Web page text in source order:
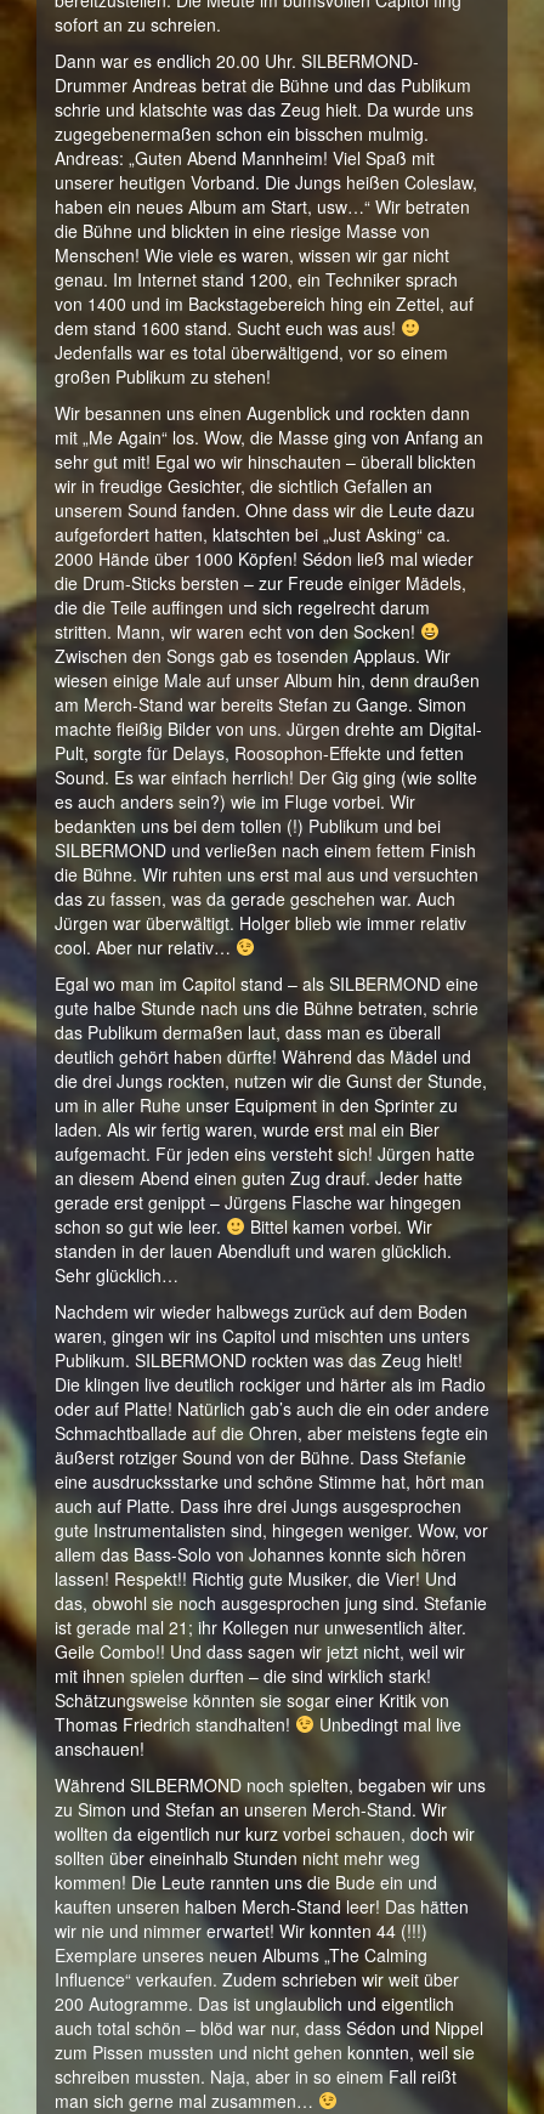
sofort an zu schreien.
Dann war es endlich 20.00 Uhr. SILBERMOND-
Drummer Andreas betrat die Bühne und das Publikum
schrie und klatschte was das Zeug hielt. Da wurde uns
zugegebenermaßen schon ein bisschen mulmig.
Andreas: „Guten Abend Mannheim! Viel Spaß mit
unserer heutigen Vorband. Die Jungs heißen Coleslaw,
haben ein neues Album am Start, usw…“ Wir betraten
die Bühne und blickten in eine riesige Masse von
Menschen! Wie viele es waren, wissen wir gar nicht
genau. Im Internet stand 1200, ein Techniker sprach
von 1400 und im Backstagebereich hing ein Zettel, auf
dem stand 1600 stand. Sucht euch was aus!
Jedenfalls war es total überwältigend, vor so einem
großen Publikum zu stehen!
Wir besannen uns einen Augenblick und rockten dann
mit „Me Again“ los. Wow, die Masse ging von Anfang an
sehr gut mit! Egal wo wir hinschauten – überall blickten
wir in freudige Gesichter, die sichtlich Gefallen an
unserem Sound fanden. Ohne dass wir die Leute dazu
aufgefordert hatten, klatschten bei „Just Asking“ ca.
2000 Hände über 1000 Köpfen! Sédon ließ mal wieder
die Drum-Sticks bersten – zur Freude einiger Mädels,
die die Teile auffingen und sich regelrecht darum
stritten. Mann, wir waren echt von den Socken!
Zwischen den Songs gab es tosenden Applaus. Wir
wiesen einige Male auf unser Album hin, denn draußen
am Merch-Stand war bereits Stefan zu Gange. Simon
machte fleißig Bilder von uns. Jürgen drehte am Digital-
Pult, sorgte für Delays, Roosophon-Effekte und fetten
Sound. Es war einfach herrlich! Der Gig ging (wie sollte
es auch anders sein?) wie im Fluge vorbei. Wir
bedankten uns bei dem tollen (!) Publikum und bei
SILBERMOND und verließen nach einem fettem Finish
die Bühne. Wir ruhten uns erst mal aus und versuchten
das zu fassen, was da gerade geschehen war. Auch
Jürgen war überwältigt. Holger blieb wie immer relativ
cool. Aber nur relativ…
Egal wo man im Capitol stand – als SILBERMOND eine
gute halbe Stunde nach uns die Bühne betraten, schrie
das Publikum dermaßen laut, dass man es überall
deutlich gehört haben dürfte! Während das Mädel und
die drei Jungs rockten, nutzen wir die Gunst der Stunde,
um in aller Ruhe unser Equipment in den Sprinter zu
laden. Als wir fertig waren, wurde erst mal ein Bier
aufgemacht. Für jeden eins versteht sich! Jürgen hatte
an diesem Abend einen guten Zug drauf. Jeder hatte
gerade erst genippt – Jürgens Flasche war hingegen
schon so gut wie leer.
Bittel kamen vorbei. Wir
standen in der lauen Abendluft und waren glücklich.
Sehr glücklich…
Nachdem wir wieder halbwegs zurück auf dem Boden
waren, gingen wir ins Capitol und mischten uns unters
Publikum. SILBERMOND rockten was das Zeug hielt!
Die klingen live deutlich rockiger und härter als im Radio
oder auf Platte! Natürlich gab’s auch die ein oder andere
Schmachtballade auf die Ohren, aber meistens fegte ein
äußerst rotziger Sound von der Bühne. Dass Stefanie
eine ausdrucksstarke und schöne Stimme hat, hört man
auch auf Platte. Dass ihre drei Jungs ausgesprochen
gute Instrumentalisten sind, hingegen weniger. Wow, vor
allem das Bass-Solo von Johannes konnte sich hören
lassen! Respekt!! Richtig gute Musiker, die Vier! Und
das, obwohl sie noch ausgesprochen jung sind. Stefanie
ist gerade mal 21; ihr Kollegen nur unwesentlich älter.
Geile Combo!! Und dass sagen wir jetzt nicht, weil wir
mit ihnen spielen durften – die sind wirklich stark!
Schätzungsweise könnten sie sogar einer Kritik von
Thomas Friedrich standhalten!
Unbedingt mal live
anschauen!
Während SILBERMOND noch spielten, begaben wir uns
zu Simon und Stefan an unseren Merch-Stand. Wir
wollten da eigentlich nur kurz vorbei schauen, doch wir
sollten über eineinhalb Stunden nicht mehr weg
kommen! Die Leute rannten uns die Bude ein und
kauften unseren halben Merch-Stand leer! Das hätten
wir nie und nimmer erwartet! Wir konnten 44 (!!!)
Exemplare unseres neuen Albums „The Calming
Influence“ verkaufen. Zudem schrieben wir weit über
200 Autogramme. Das ist unglaublich und eigentlich
auch total schön – blöd war nur, dass Sédon und Nippel
zum Pissen mussten und nicht gehen konnten, weil sie
schreiben mussten. Naja, aber in so einem Fall reißt
man sich gerne mal zusammen…